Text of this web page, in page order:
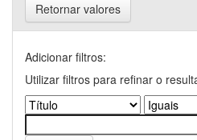
Retornar valores
Adicionar filtros:
Utilizar filtros para refinar o